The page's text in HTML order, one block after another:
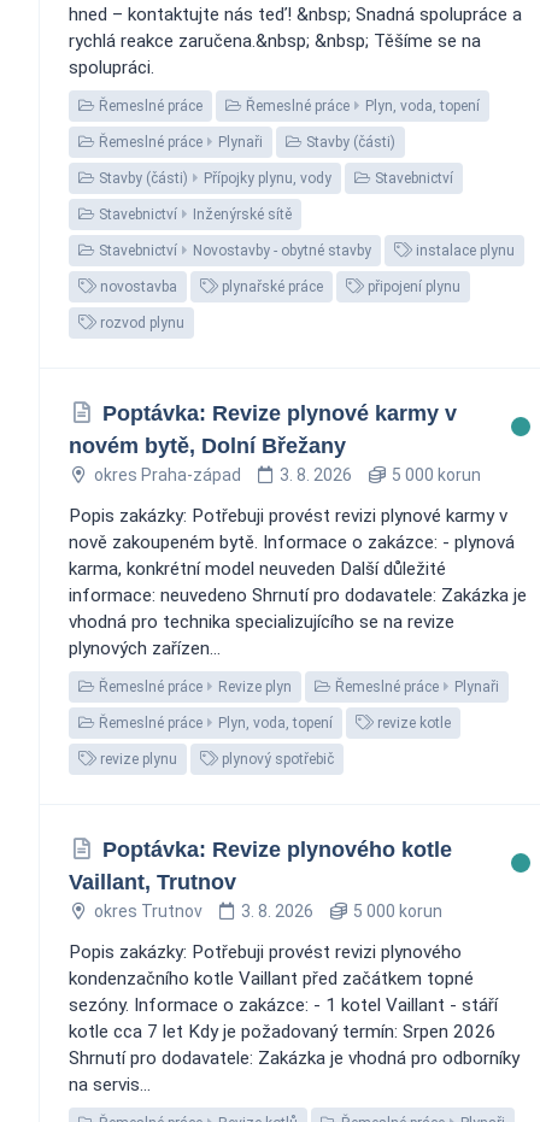
hned – kontaktujte nás teď! &nbsp; Snadná spolupráce a
rychlá reakce zaručena.&nbsp; &nbsp; Těšíme se na
spolupráci.
Řemeslné práce Řemeslné práce Plyn, voda, topení
Řemeslné práce Plynaři Stavby (části)
Stavby (části) Přípojky plynu, vody Stavebnictví
Stavebnictví Inženýrské sítě
Stavebnictví Novostavby - obytné stavby instalace plynu
novostavba plynařské práce připojení plynu
rozvod plynu
Poptávka: Revize plynové karmy v
novém bytě, Dolní Břežany
okres Praha-západ 3. 8. 2026 5 000 korun
Popis zakázky: Potřebuji provést revizi plynové karmy v
nově zakoupeném bytě. Informace o zakázce: - plynová
karma, konkrétní model neuveden Další důležité
informace: neuvedeno Shrnutí pro dodavatele: Zakázka je
vhodná pro technika specializujícího se na revize
plynových zařízen...
Řemeslné práce Revize plyn Řemeslné práce Plynaři
Řemeslné práce Plyn, voda, topení revize kotle
revize plynu plynový spotřebič
Poptávka: Revize plynového kotle
Vaillant, Trutnov
okres Trutnov 3. 8. 2026 5 000 korun
Popis zakázky: Potřebuji provést revizi plynového
kondenzačního kotle Vaillant před začátkem topné
sezóny. Informace o zakázce: - 1 kotel Vaillant - stáří
kotle cca 7 let Kdy je požadovaný termín: Srpen 2026
Shrnutí pro dodavatele: Zakázka je vhodná pro odborníky
na servis...